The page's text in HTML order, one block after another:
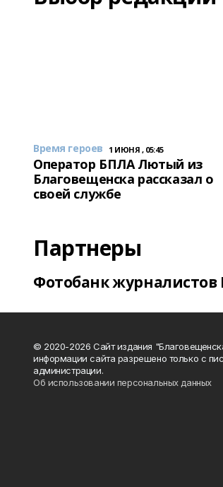
Время героев 1 ИЮНЯ , 05:45
Оператор БПЛА Лютый из
Благовещенска рассказал о
своей службе
Партнеры
Фотобанк журналистов
© 2020-2026 Сайт издания
информации сайта разрешено только с
администрации.
Об использовании персональных данных